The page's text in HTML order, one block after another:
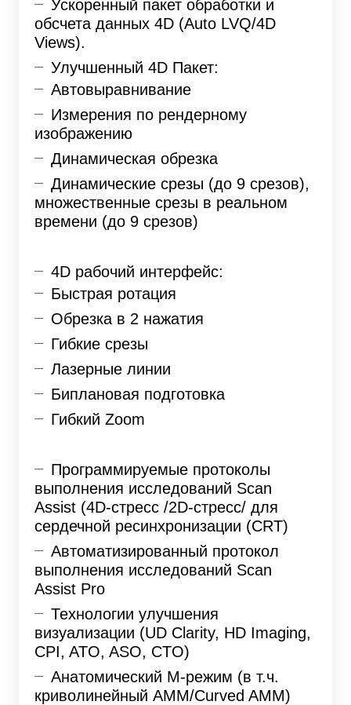
Ускоренный пакет обработки и
обсчета данных 4D (Auto LVQ/4D
Views).
Улучшенный 4D Пакет:
Автовыравнивание
Измерения по рендерному
изображению
Динамическая обрезка
Динамические срезы (до 9 срезов),
множественные срезы в реальном
времени (до 9 срезов)
4D рабочий интерфейс:
Быстрая ротация
Обрезка в 2 нажатия
Гибкие срезы
Лазерные линии
Биплановая подготовка
Гибкий Zoom
Программируемые протоколы
выполнения исследований Scan
Assist (4D-стресс /2D-стресс/ для
сердечной ресинхронизации (CRT)
Автоматизированный протокол
выполнения исследований Scan
Assist Pro
Технологии улучшения
визуализации (UD Clarity, HD Imaging,
CPI, ATO, ASO, CTO)
Анатомический М-режим (в т.ч.
криволинейный AMM/Curved AMM)